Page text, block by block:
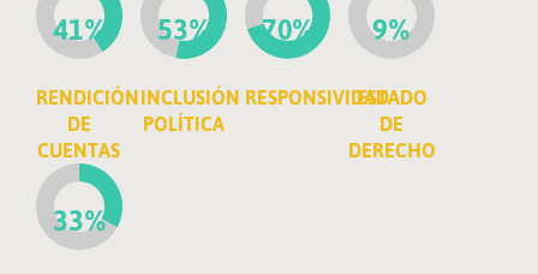
41%
RENDICIÓN
DE
CUENTAS
53%
INCLUSIÓN
POLÍTICA
70%
RESPONSIVIDAD
9%
ESTADO
DE
DERECHO
33%